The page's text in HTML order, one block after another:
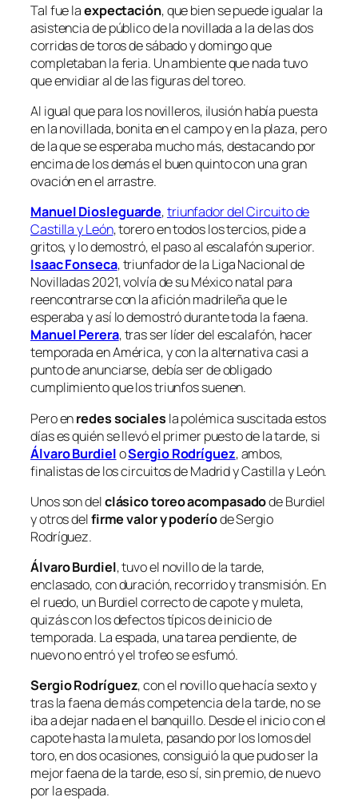
Tal fue laexpectación, que bien se puede igualar la
asistencia de público de la novillada a la de las dos
corridas de toros de sábado y domingo que
completaban la feria. Un ambiente que nada tuvo
que envidiar al de las figuras del toreo.
Al igual que para los novilleros, ilusión había puesta
en la novillada, bonita en el campo y en la plaza, pero
de la que se esperaba mucho más, destacando por
encima de los demás el buen quinto con una gran
ovación en el arrastre.
Manuel Diosleguarde,triunfador del Circuito de
Castilla y León, torero en todos los tercios, pide a
gritos, y lo demostró, el paso al escalafón superior.
Isaac Fonseca, triunfador de la Liga Nacional de
Novilladas 2021, volvía de su México natal para
reencontrarse con la afición madrileña que le
esperaba y así lo demostró durante toda la faena.
Manuel Perera, tras ser líder del escalafón, hacer
temporada en América, y con la alternativa casi a
punto de anunciarse, debía ser de obligado
cumplimiento que los triunfos suenen.
Pero enredes sociales la polémica suscitada estos
días es quién se llevó el primer puesto de la tarde, si
Álvaro BurdieloSergio Rodríguez, ambos,
finalistas de los circuitos de Madrid y Castilla y León.
Unos son delclásico toreo acompasadode Burdiel
y otros delfirme valor y poderíode Sergio
Rodríguez.
Álvaro Burdiel, tuvo el novillo de la tarde,
enclasado, con duración, recorrido y transmisión. En
el ruedo, un Burdiel correcto de capote y muleta,
quizás con los defectos típicos de inicio de
temporada. La espada, una tarea pendiente, de
nuevo no entró y el trofeo se esfumó.
Sergio Rodríguez, con el novillo que hacía sexto y
tras la faena de más competencia de la tarde, no se
iba a dejar nada en el banquillo. Desde el inicio con el
capote hasta la muleta, pasando por los lomos del
toro, en dos ocasiones, consiguió la que pudo ser la
mejor faena de la tarde, eso sí, sin premio, de nuevo
por la espada.